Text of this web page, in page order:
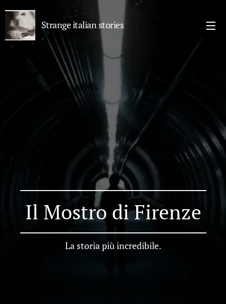
Strange italian stories
Il Mostro di Firenze
La storia più incredibile.